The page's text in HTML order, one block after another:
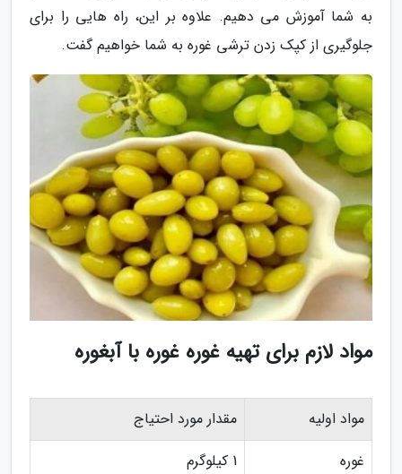
به شما آموزش می دهیم. علاوه بر این، راه هایی را برای
جلوگیری از کپک زدن ترشی غوره به شما خواهیم گفت.
مواد لازم برای تهیه غوره غوره با آبغوره
مواد اولیه
مقدار مورد احتیاج
غوره
1 کیلوگرم